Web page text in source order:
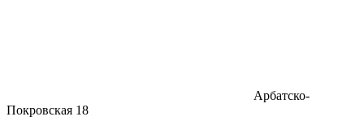
Арбатско-
Покровская 18